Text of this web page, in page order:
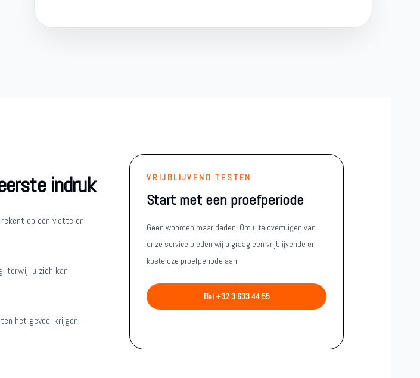
indruk
op een vlotte en
terwijl u zich kan
het gevoel krijgen
VRIJBLIJVEND TESTEN
Start met een proefperiode
Geen woorden maar daden. Om u te overtuigen van
onze service bieden wij u graag een vrijblijvende en
kosteloze proefperiode aan.
Bel +32 3 633 44 55